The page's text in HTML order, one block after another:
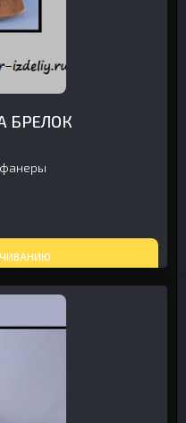
БРЕЛОК